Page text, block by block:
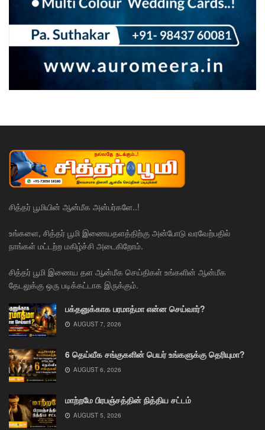
சித்தர் பூமியின் ஆன்மீக அன்பர்களே..!
உங்களை, சித்தர் பூமி இணையதளத்திற்கு அன்போடு வரவேற்பதில்
நாங்கள் மட்டற்ற மகிழ்ச்சி அடைகிறோம்.
சித்தர் பூமி இணைய தள ஆன்மீக செய்திகள் உங்களின் ஆன்மீக
தேடலுக்கு ஒரு படிக்கட்டாக இருக்கும்.
பக்தனுக்காக பரமாத்மா என்ன செய்வார்?
AUGUST 7, 2026
6 தெய்வீக சங்குகளின் பெயர் உங்களுக்கு தெரியுமா?
AUGUST 6, 2026
மாற்றமே பிரபஞ்சத்தின் நித்திய சட்டம்
AUGUST 5, 2026